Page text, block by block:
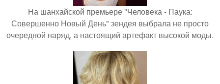
На шанхайской премьере "Человека - Паука:
Совершенно Новый День" зендея выбрала не просто
очередной наряд, а настоящий артефакт высокой моды.